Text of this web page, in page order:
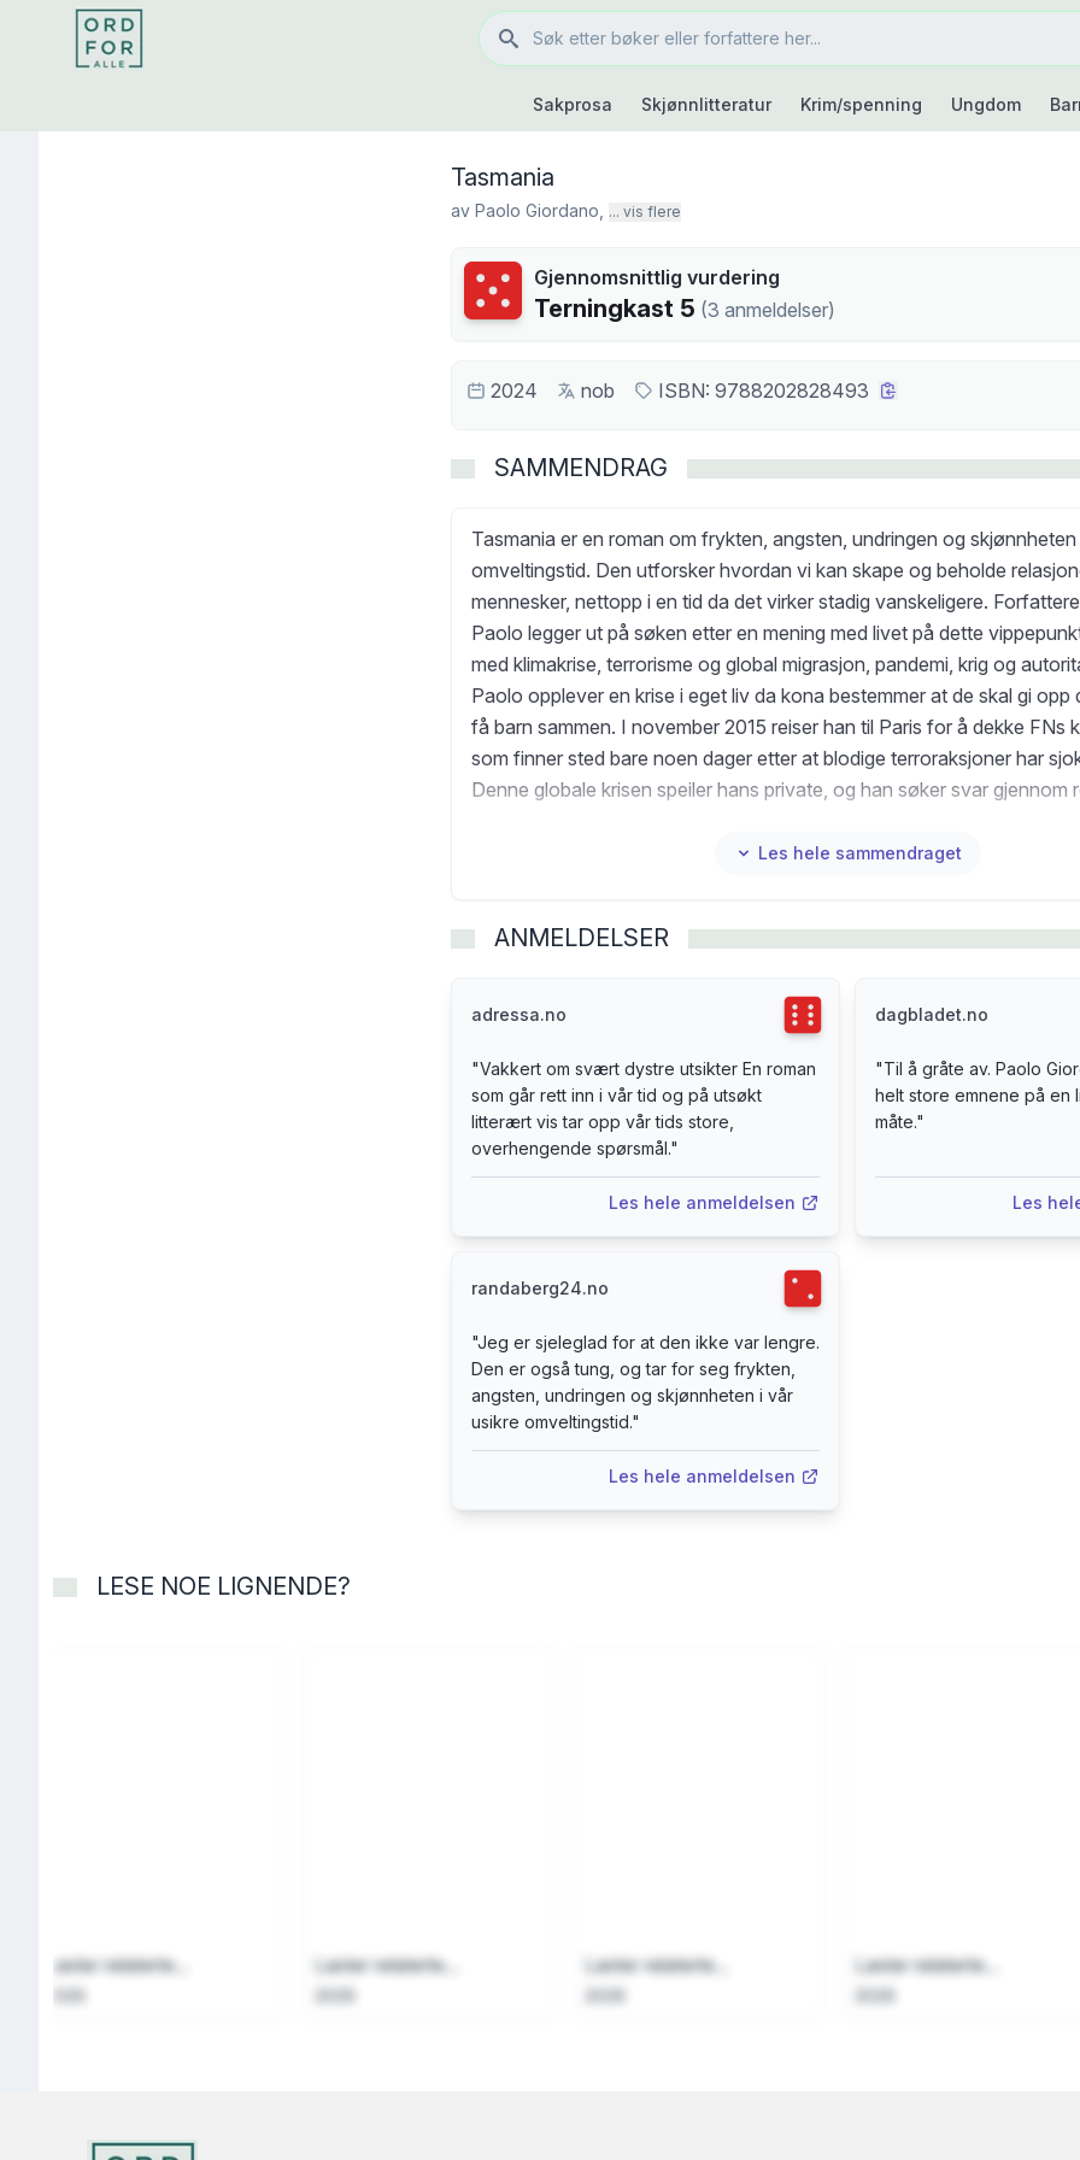
Sakprosa Skjønnlitteratur Krim/spenning Ungdom
Tasmania
av Paolo Giordano ... vis flere
Terningkast5
Gjennomsnittlig vurdering
Terningkast 5 (3 anmeldelser)
2024 nob ISBN: 9788202828493
SAMMENDRAG
Tasmania er en roman om frykten, angsten, undringen og skjønnheten
omveltingstid. Den utforsker hvordan vi kan skape og beholde
mennesker, nettopp i en tid da det virker stadig vanskeligere.
Paolo legger ut på søken etter en mening med livet på dette
med klimakrise, terrorisme og global migrasjon, pandemi, krig og
Paolo opplever en krise i eget liv da kona bestemmer at de skal gi opp
få barn sammen. I november 2015 reiser han til Paris for å dekke FNs
som finner sted bare noen dager etter at blodige terroraksjoner har
Denne globale krisen speiler hans private, og han søker svar gjennom
fryktløs fysiker, en klimatolog som spesialiserer seg på skyer, en
personlig som den er universell, en mesterlig roman om vår samtid og
kan endre. Romanen er en påminnelse om at vi alle kan finne vårt
fremtiden kanskje kan skapes, en trygg havn i en truende verden.
akademikeren med doktorgrad i partikkelfysikk som fikk en
romanforfatter med debuten Primtallenes ensomhet. Den kom ut i
bare var 26 år, og solgte over en million eksemplarer verden over. Med
han nå et formidabelt comeback som romanforfatter. Boka ble kåret til
Italia, og er under oversettelse til 35 språk.
Les hele sammendraget
ANMELDELSER
adressa.no Terningkast6
"Vakkert om svært dystre utsikter En roman
som går rett inn i vår tid og på utsøkt
litterært vis tar opp vår tids store,
overhengende spørsmål."
Les hele anmeldelsen
dagbladet.no
"Til å gråte av. Paolo
helt store emnene på en
måte."
Les
randaberg24.no Terningkast
"Jeg er sjeleglad for at den ikke var lengre.
Den er også tung, og tar for seg frykten,
angsten, undringen og skjønnheten i vår
usikre omveltingstid."
Les hele anmeldelsen
LESE NOE LIGNENDE?
Laster relaterte... Laster relaterte... Laster relaterte... Laster relaterte...